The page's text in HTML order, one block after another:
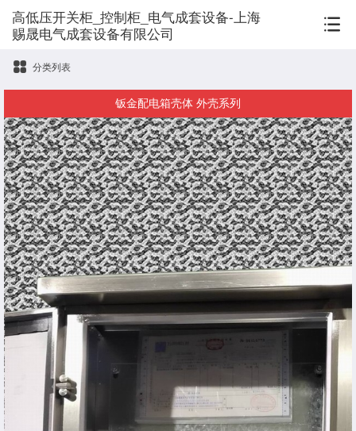
高低压开关柜_控制柜_电气成套设备-上海
赐晟电气成套设备有限公司
分类列表
钣金配电箱壳体 外壳系列